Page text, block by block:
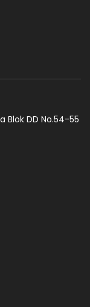
Blok DD No.54-55